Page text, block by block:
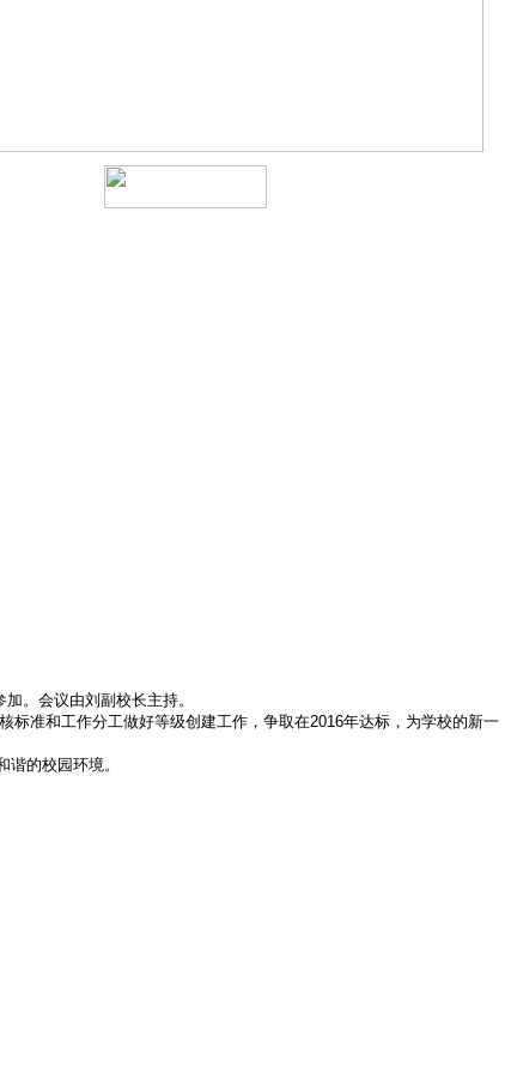
。会议由刘副校长主持。
标准和工作分工做好等级创建工作，争取在2016年达标，为学校的新一
的校园环境。